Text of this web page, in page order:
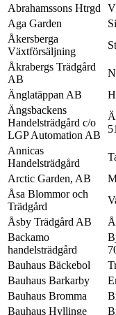
Abrahamssons Htrgd
Aga Garden
Åkersberga
Växtförsäljning
Åkrabergs Trädgård
AB
Änglatäppan AB
Ängsbackens
Handelsträdgård c/o
LGP Automation AB
Annicas
Handelsträdgård
Arctic Garden, AB
Åsa Blommor och
Trädgård
Åsby Trädgård AB
Backamo
handelsträdgård
Bauhaus Bäckebol
Bauhaus Barkarby
Bauhaus Bromma
Bauhaus Hyllinge